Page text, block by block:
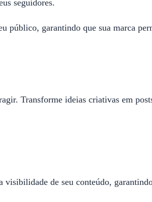
seguidores.
público, garantindo que sua marca
Transforme ideias criativas em
de seu conteúdo,